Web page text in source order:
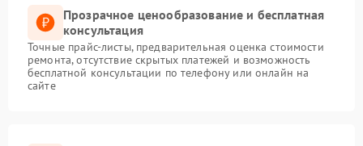
Прозрачное ценообразование и бесплатная
консультация
Точные прайс-листы, предварительная оценка стоимости
ремонта, отсутствие скрытых платежей и возможность
бесплатной консультации по телефону или онлайн на
сайте